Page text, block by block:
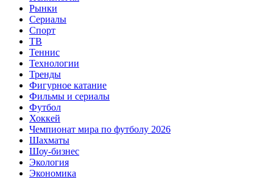
Рынки
Сериалы
Спорт
ТВ
Теннис
Технологии
Тренды
Фигурное катание
Фильмы и сериалы
Футбол
Хоккей
Чемпионат мира по футболу 2026
Шахматы
Шоу-бизнес
Экология
Экономика